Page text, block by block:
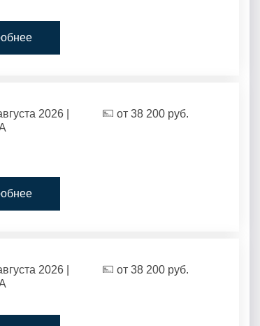
2026 |
от38 200 руб.
2026 |
от38 200 руб.